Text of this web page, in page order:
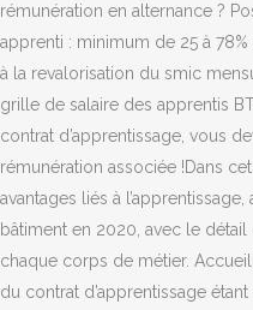
rémunération en alternance ?
apprenti : minimum de 25 à
à la revalorisation du smic
grille de salaire des apprentis
contrat d’apprentissage, vous
rémunération associée !Dans
avantages liés à
bâtiment en 2020, avec le
chaque corps de métier.
du contrat d’apprentissage